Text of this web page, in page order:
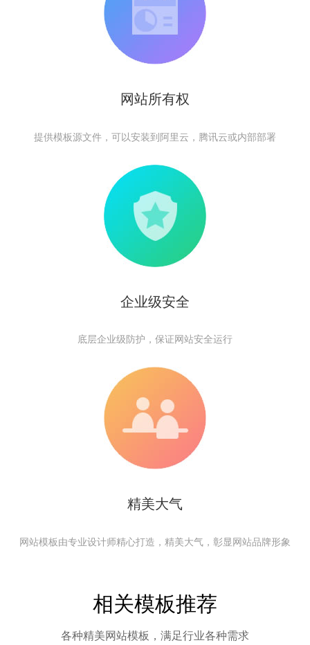
网站所有权
提供模板源文件，可以安装到阿里云，腾讯云或内部部署
企业级安全
底层企业级防护，保证网站安全运行
精美大气
网站模板由专业设计师精心打造，精美大气，彰显网站品牌形象
相关模板推荐
各种精美网站模板，满足行业各种需求